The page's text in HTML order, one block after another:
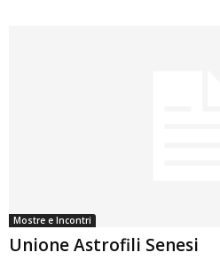
Mostre e Incontri
Unione Astrofili Senesi